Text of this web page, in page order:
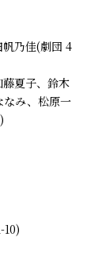
乃佳(劇団 4
夏子、鈴木
なみ、松原一
10)